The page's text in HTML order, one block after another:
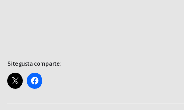
Si te gusta comparte: